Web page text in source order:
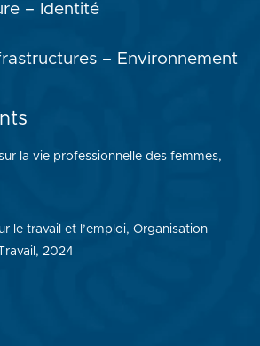
– Identité
– Environnement
la vie professionnelle des femmes,
le travail et l’emploi, Organisation
2024